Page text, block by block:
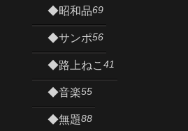
◆昭和品69
◆サンポ56
◆路上ねこ 41
◆音楽55
◆無題88